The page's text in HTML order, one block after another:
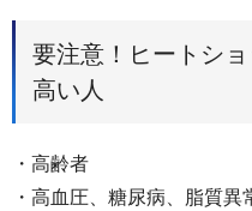
要注意！ヒートシ
高い人
・高齢者
・高血圧、糖尿病、脂質異